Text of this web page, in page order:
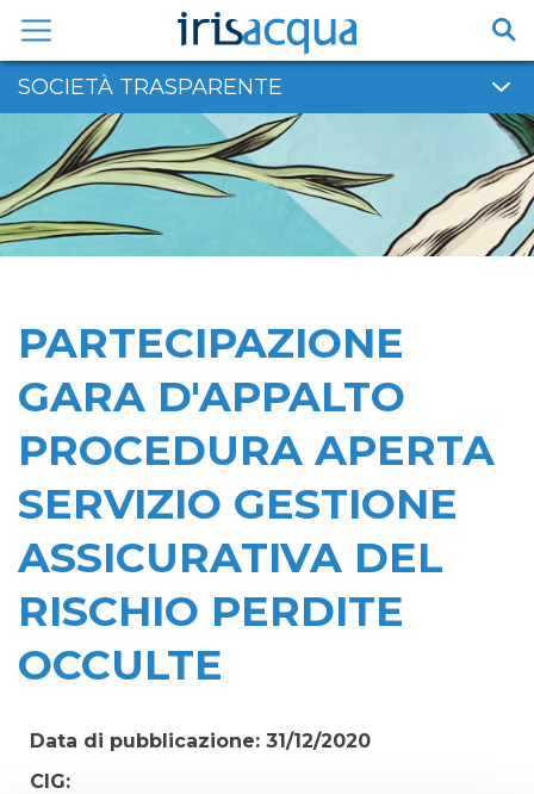
contenuto
SOCIETÀ TRASPARENTE
PARTECIPAZIONE
GARA D'APPALTO
PROCEDURA APERTA
SERVIZIO GESTIONE
ASSICURATIVA DEL
RISCHIO PERDITE
OCCULTE
Data di pubblicazione: 31/12/2020
CIG: